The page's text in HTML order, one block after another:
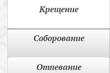
Крещение
Соборование
Отпевание